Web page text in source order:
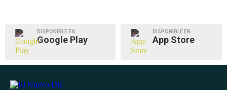
DISPONIBLE EN
Google Play
DISPONIBLE EN
App Store